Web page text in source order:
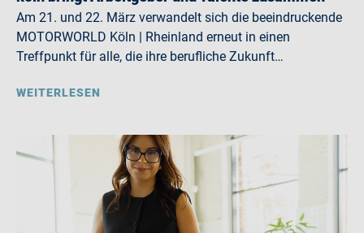
Am 21. und 22. März verwandelt sich die beeindruckende
MOTORWORLD Köln | Rheinland erneut in einen
Treffpunkt für alle, die ihre berufliche Zukunft…
WEITERLESEN